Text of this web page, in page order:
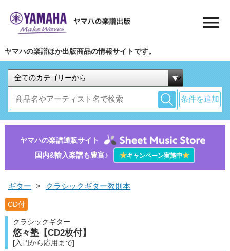
ヤマハの楽譜ほか出版商品の情報サイトです。
条件を追加
ヤマハの楽譜通販サイト
国内&輸入楽譜も豊富♪
★キャンペーン実施中★
ギター > クラシックギター教則本
CD付
クラシックギター
悠々塾【CD2枚付】
[入門から応用まで]